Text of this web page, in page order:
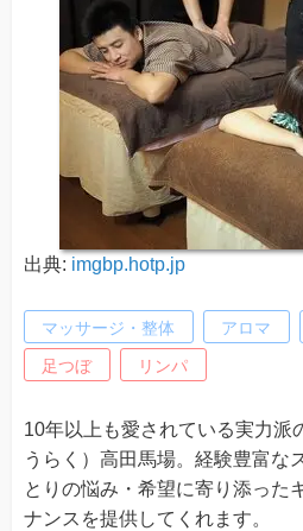
出典: imgbp.hotp.jp
マッサージ・整体 アロマ
足つぼ リンパ
10年以上も愛されている実力派
うらく）高田馬場。経験豊富な
とりの悩み・希望に寄り添った
ナンスを提供してくれます。